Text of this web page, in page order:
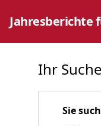
Jahresberichte
Ihr
Sie